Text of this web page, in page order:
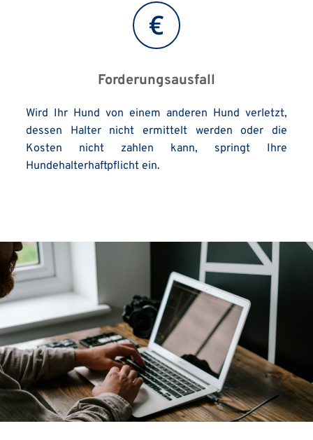
Forderungsausfall
Wird Ihr Hund von einem anderen Hund verletzt,
dessen Halter nicht ermittelt werden oder die
Kosten nicht zahlen kann, springt Ihre
Hundehalterhaftpflicht ein.